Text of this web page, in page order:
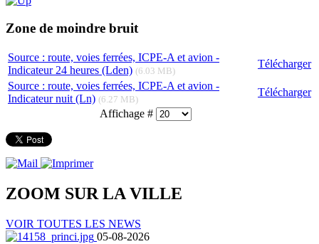
Zone de moindre bruit
Source : route, voies ferrées, ICPE-A et avion -
Indicateur 24 heures (Lden) (6.03 MB)
Télécharger
Source : route, voies ferrées, ICPE-A et avion -
Indicateur nuit (Ln) (6.27 MB)
Télécharger
Affichage #
ZOOM SUR LAVILLE
VOIR TOUTES LES NEWS
05-08-2026